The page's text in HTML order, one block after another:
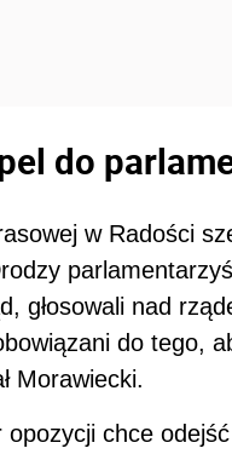
do
w Radości
głosowali nad
do tego,
Morawiecki.
opozycji chce